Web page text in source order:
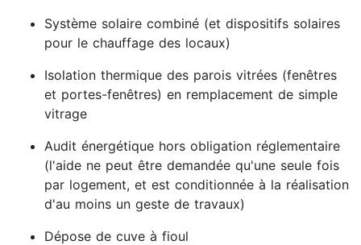
Système solaire combiné (et dispositifs solaires
pour le chauffage des locaux)
Isolation thermique des parois vitrées (fenêtres
et portes-fenêtres) en remplacement de simple
vitrage
Audit énergétique hors obligation réglementaire
(l'aide ne peut être demandée qu'une seule fois
par logement, et est conditionnée à la réalisation
d'au moins un geste de travaux)
Dépose de cuve à fioul